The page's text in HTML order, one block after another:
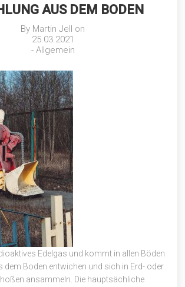
AUS DEM BODEN
By Martin Jell on
25.03.2021
- Allgemein
Edelgas und kommt in allen Böden
dem Boden entwichen und sich in Erd- oder
ansammeln. Die hauptsächliche